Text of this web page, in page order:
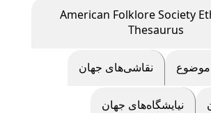
American Folklore Society
Thesaurus
موضوع نقاشی‌های جهان
نیایشگاه‌های جهان